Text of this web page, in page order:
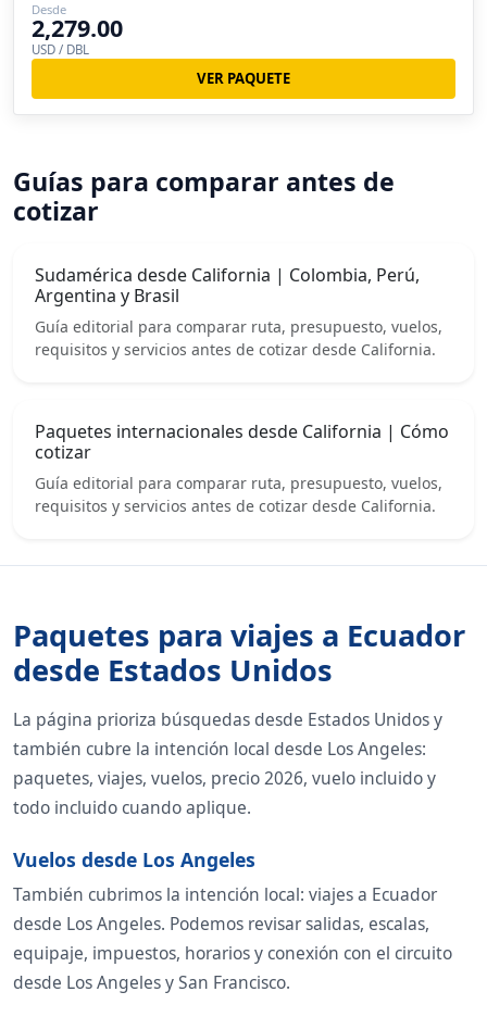
Desde
2,279.00
USD / DBL
VER PAQUETE
Guías para comparar antes de
cotizar
Sudamérica desde California | Colombia, Perú,
Argentina y Brasil
Guía editorial para comparar ruta, presupuesto, vuelos,
requisitos y servicios antes de cotizar desde California.
Paquetes internacionales desde California | Cómo
cotizar
Guía editorial para comparar ruta, presupuesto, vuelos,
requisitos y servicios antes de cotizar desde California.
Paquetes para viajes a Ecuador
desde Estados Unidos
La página prioriza búsquedas desde Estados Unidos y
también cubre la intención local desde Los Angeles:
paquetes, viajes, vuelos, precio 2026, vuelo incluido y
todo incluido cuando aplique.
Vuelos desde Los Angeles
También cubrimos la intención local: viajes a Ecuador
desde Los Angeles. Podemos revisar salidas, escalas,
equipaje, impuestos, horarios y conexión con el circuito
desde Los Angeles y San Francisco.